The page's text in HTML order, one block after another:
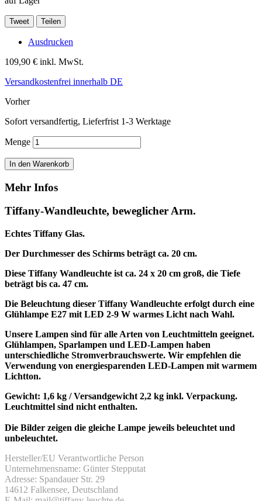
Tweet Teilen
Ausdrucken
109,90 € inkl. MwSt.
Versandkostenfrei innerhalb DE
Vorher
Sofort versandfertig, Lieferfrist 1-3 Werktage
Menge
In den Warenkorb
Mehr Infos
Tiffany-Wandleuchte, beweglicher Arm.
Echtes Tiffany Glas.
Der Durchmesser des Schirms beträgt ca. 20 cm.
Diese Tiffany Wandleuchte ist ca. 24 x 20 cm groß, die Tiefe
beträgt bis ca. 47 cm.
Die Beleuchtung dieser Tiffany Wandleuchte erfolgt durch eine
Glühlampe E27 mit LED 2-9 W warmes Licht nach Wahl.
Unsere Lampen sind für alle Arten von Leuchtmitteln geeignet.
Glühlampen, Sparlampen und LED-Lampen haben
unterschiedliche Stromverbrauchswerte. Wir empfehlen die
Verwendung von energiesparenden LED-Lampen mit warmem
Lichtton.
Gewicht: 1,6 kg / Versandgewicht 2,2 kg inkl. Verpackung.
Leuchtmittel sind nicht enthalten.
Die Bilder zeigen die gleiche Lampe jeweils beleuchtet und
unbeleuchtet.
Hersteller/EU Verantwortliche Person
Unternehmensname: Günter Stepputat
Adresse: Spandauer Str. 29
14612 Falkensee, Deutschland